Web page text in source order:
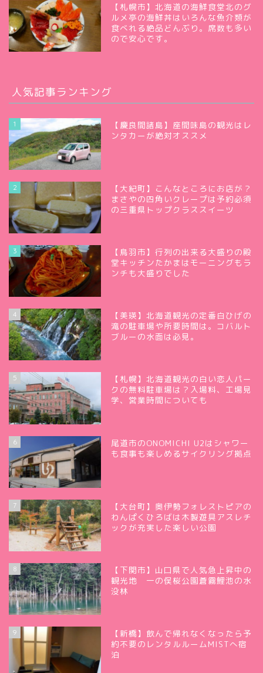
【札幌市】北海道の海鮮食堂北のグ
ルメ亭の海鮮丼はいろんな魚介類が
食べれる絶品どんぶり。席数も多い
ので安心です。
人気記事ランキング
1
【慶良間諸島】座間味島の観光はレ
ンタカーが絶対オススメ
2
【大紀町】こんなところにお店が？
まさやの四角いクレープは予約必須
の三重県トップクラススイーツ
3
【鳥羽市】行列の出来る大盛りの殿
堂キッチンたかまはモーニングもラ
ンチも大盛りでした
4
【美瑛】北海道観光の定番白ひげの
滝の駐車場や所要時間は。コバルト
ブルーの水面は必見。
5
【札幌】北海道観光の白い恋人パー
クの無料駐車場は？入場料、工場見
学、営業時間についても
6
尾道市のONOMICHI U2はシャワー
も食事も楽しめるサイクリング拠点
7
【大台町】奥伊勢フォレストピアの
わんぱくひろばは木製遊具アスレチ
ックが充実した楽しい公園
8
【下関市】山口県で人気急上昇中の
観光地 一の俣桜公園蒼霧鯉池の水
没林
9
【新橋】飲んで帰れなくなったら予
約不要のレンタルルームMISTへ宿
泊